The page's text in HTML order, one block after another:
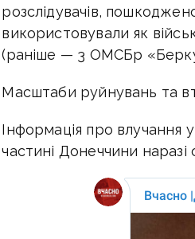
розслідувачів,
використовували як
(раніше — 3 ОМСБр
Масштаби руйнувань та
Інформація про влучання
частині Донеччини